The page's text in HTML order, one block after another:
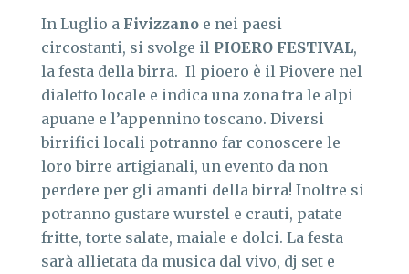
In Luglio a Fivizzano e nei paesi
circostanti, si svolge il PIOERO FESTIVAL,
la festa della birra. Il pioero è il Piovere nel
dialetto locale e indica una zona tra le alpi
apuane e l’appennino toscano. Diversi
birrifici locali potranno far conoscere le
loro birre artigianali, un evento da non
perdere per gli amanti della birra! Inoltre si
potranno gustare wurstel e crauti, patate
fritte, torte salate, maiale e dolci. La festa
sarà allietata da musica dal vivo, dj set e